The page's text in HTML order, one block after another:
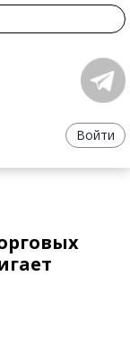
Войти